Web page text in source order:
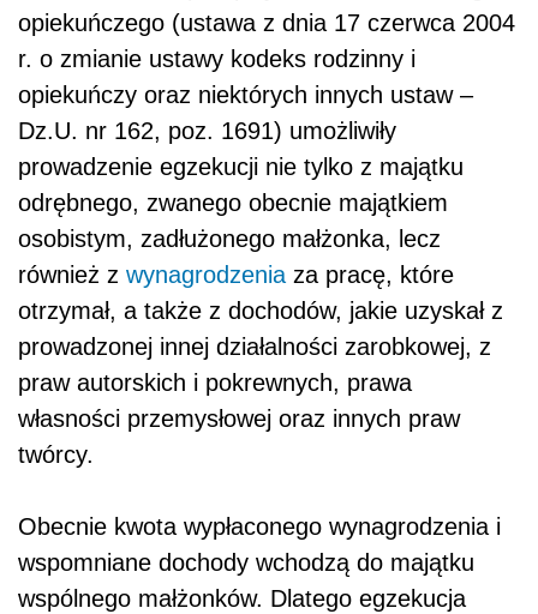
opiekuńczego (ustawa z dnia 17 czerwca 2004
r. o zmianie ustawy kodeks rodzinny i
opiekuńczy oraz niektórych innych ustaw –
Dz.U. nr 162, poz. 1691) umożliwiły
prowadzenie egzekucji nie tylko z majątku
odrębnego, zwanego obecnie majątkiem
osobistym, zadłużonego małżonka, lecz
również z wynagrodzenia za pracę, które
otrzymał, a także z dochodów, jakie uzyskał z
prowadzonej innej działalności zarobkowej, z
praw autorskich i pokrewnych, prawa
własności przemysłowej oraz innych praw
twórcy.
Obecnie kwota wypłaconego wynagrodzenia i
wspomniane dochody wchodzą do majątku
wspólnego małżonków. Dlatego egzekucja